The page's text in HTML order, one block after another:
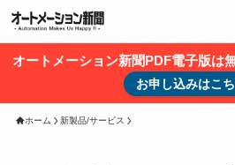
オートメーション新聞PDF電子版は
お申し込みはこ
ホーム 新製品/サービス